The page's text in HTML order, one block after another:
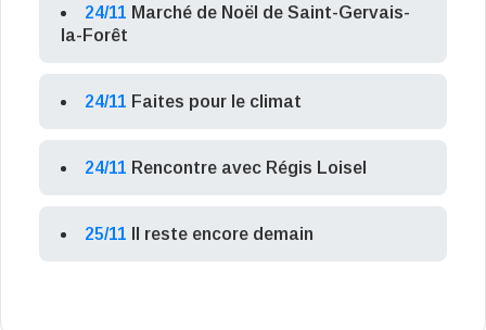
24/11 Marché de Noël de Saint-Gervais-
la-Forêt
24/11 Faites pour le climat
24/11 Rencontre avec Régis Loisel
25/11 Il reste encore demain